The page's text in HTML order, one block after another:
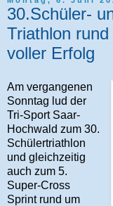
30.Schüler-
Triathlon
voller Erfolg
Am vergangenen
Sonntag lud der
Tri-Sport Saar-
Hochwald zum 30.
Schülertriathlon
und gleichzeitig
auch zum 5.
Super-Cross
Sprint rund um